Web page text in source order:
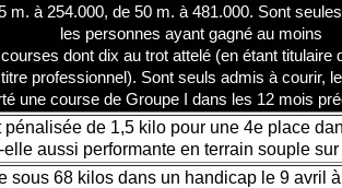
m. à 254.000, de 50 m. à 481.000. Sont
les personnes ayant gagné au moins
dont dix au trot attelé (en étant titulaire
professionnel). Sont seuls admis à courir,
une course de Groupe I dans les 12 mois
pénalisée de 1,5 kilo pour une 4e place
aussi performante en terrain souple
sous 68 kilos dans un handicap le 9 avril